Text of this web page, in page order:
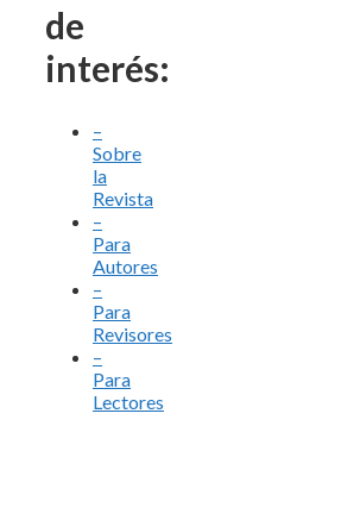
de
interés:
–
Sobre
la
Revista
–
Para
Autores
–
Para
Revisores
–
Para
Lectores